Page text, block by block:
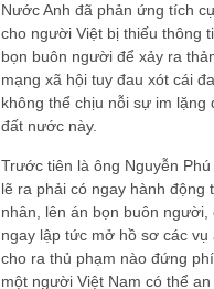
Nước Anh đã phản ứng tích
cho người Việt bị thiếu thông
bọn buôn người để xảy ra
mạng xã hội tuy đau xót cái
không thể chịu nỗi sự im
đất nước này.
Trước tiên là ông Nguyễn
lẽ ra phải có ngay hành
nhân, lên án bọn buôn
ngay lập tức mở hồ sơ các
cho ra thủ phạm nào đứng
một người Việt Nam có thể